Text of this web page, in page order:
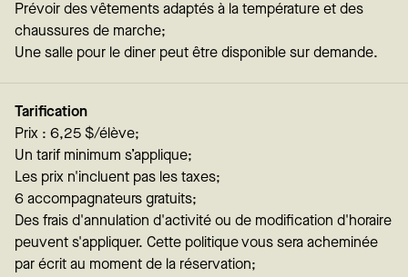
Prévoir des vêtements adaptés à la température et des
chaussures de marche;
Une salle pour le diner peut être disponible sur demande.
Tarification
Prix : 6,25 $/élève;
Un tarif minimum s’applique;
Les prix n'incluent pas les taxes;
6 accompagnateurs gratuits;
Des frais d'annulation d'activité ou de modification d'horaire
peuvent s'appliquer. Cette politique vous sera acheminée
par écrit au moment de la réservation;